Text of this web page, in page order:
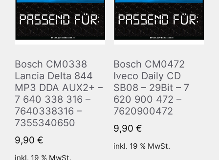
Bosch CM0338
Lancia Delta 844
MP3 DDA AUX2+ –
7 640 338 316 –
7640338316 –
7355340650
9,90 €
inkl. 19 % MwSt.
Bosch CM0472
Iveco Daily CD
SB08 – 29Bit – 7
620 900 472 –
7620900472
9,90 €
inkl. 19 % MwSt.